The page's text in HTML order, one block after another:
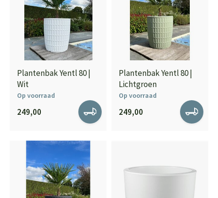
Plantenbak Yentl 80 |
Wit
Op voorraad
249,00
Plantenbak Yentl 80 |
Lichtgroen
Op voorraad
249,00